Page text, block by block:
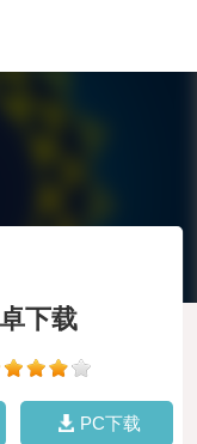
下载
PC下载